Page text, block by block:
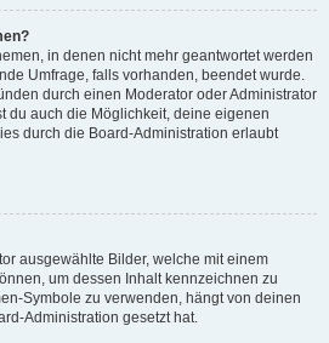
in denen nicht mehr geantwortet werden
Umfrage, falls vorhanden, beendet wurde.
durch einen Moderator oder Administrator
du auch die Möglichkeit, deine eigenen
durch die Board-Administration erlaubt
ausgewählte Bilder, welche mit einem
um dessen Inhalt kennzeichnen zu
Symbole zu verwenden, hängt von deinen
Administration gesetzt hat.